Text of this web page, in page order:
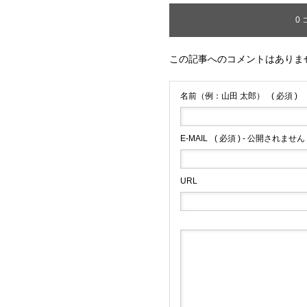
0
この記事へのコメントはありま
名前（例：山田 太郎） ( 必須 )
E-MAIL ( 必須 ) - 公開されません
URL